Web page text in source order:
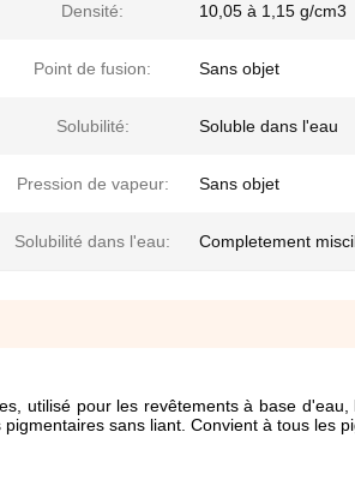
Densité: 10,05 à 1,15 g/cm3
Point de fusion: Sans objet
Solubilité: Soluble dans l'eau
Pression de vapeur: Sans objet
Solubilité dans l'eau: Completement
utilisé pour les revêtements à base
sans liant. Convient à tous les